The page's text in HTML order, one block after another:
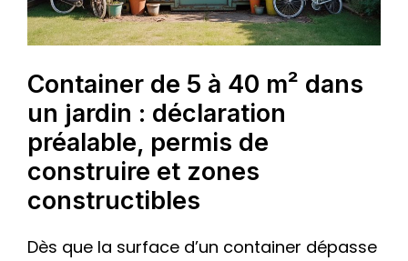
Container de 5 à 40 m² dans
un jardin : déclaration
préalable, permis de
construire et zones
constructibles
Dès que la surface d’un container dépasse